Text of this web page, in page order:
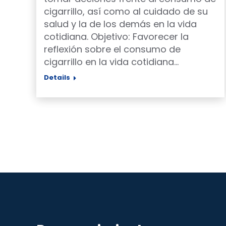
cigarrillo, así como al cuidado de su
salud y la de los demás en la vida
cotidiana. Objetivo: Favorecer la
reflexión sobre el consumo de
cigarrillo en la vida cotidiana…
Details